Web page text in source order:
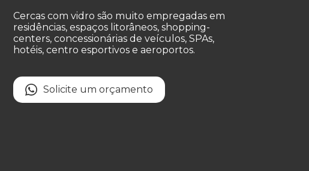
Cercas com vidro são muito empregadas em
residências, espaços litorâneos, shopping-
centers, concessionárias de veículos, SPAs,
hotéis, centro esportivos e aeroportos.
Solicite um orçamento